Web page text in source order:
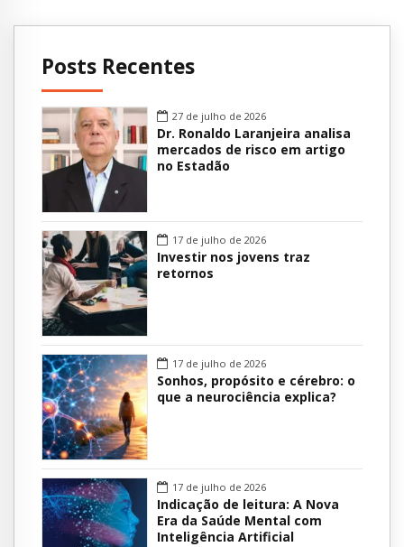
laa@farma.ku.dk.
ABSTRACT:
BACKGROUND: The
[…]
de Juiz de Fora (UFJF).
UFJF, Juiz de Fora,
MG As relações […]
Posts Recentes
27 de julho de 2026
Dr. Ronaldo Laranjeira analisa
mercados de risco em artigo
no Estadão
17 de julho de 2026
Investir nos jovens traz
retornos
17 de julho de 2026
Sonhos, propósito e cérebro: o
que a neurociência explica?
17 de julho de 2026
Indicação de leitura: A Nova
Era da Saúde Mental com
Inteligência Artificial